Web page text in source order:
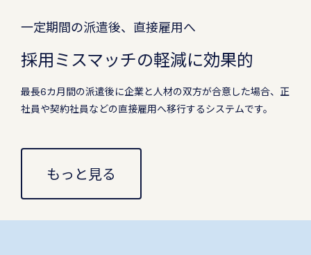
一定期間の派遣後、直接雇用へ
採用ミスマッチの軽減に効果的
最長6カ月間の派遣後に企業と人材の双方が合意した場合、正
社員や契約社員などの直接雇用へ移行するシステムです。
もっと見る